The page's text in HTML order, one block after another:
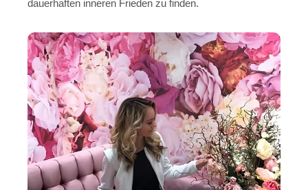
dauerhaften inneren Frieden zu finden.